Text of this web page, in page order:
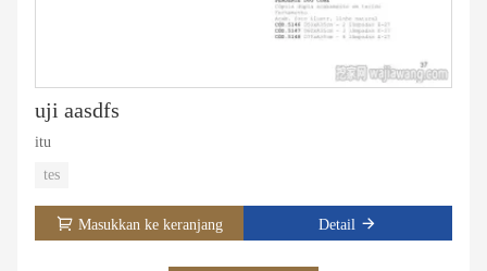
uji aasdfs
itu
tes
Masukkan ke keranjang Detail